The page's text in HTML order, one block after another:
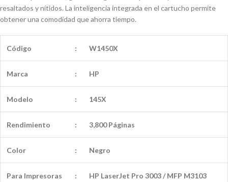
resaltados y nítidos. La inteligencia integrada en el cartucho permite
obtener una comodidad que ahorra tiempo.
Código : W1450X
Marca : HP
Modelo : 145X
Rendimiento : 3,800 Páginas
Color : Negro
Para Impresoras : HP LaserJet Pro 3003 / MFP M3103